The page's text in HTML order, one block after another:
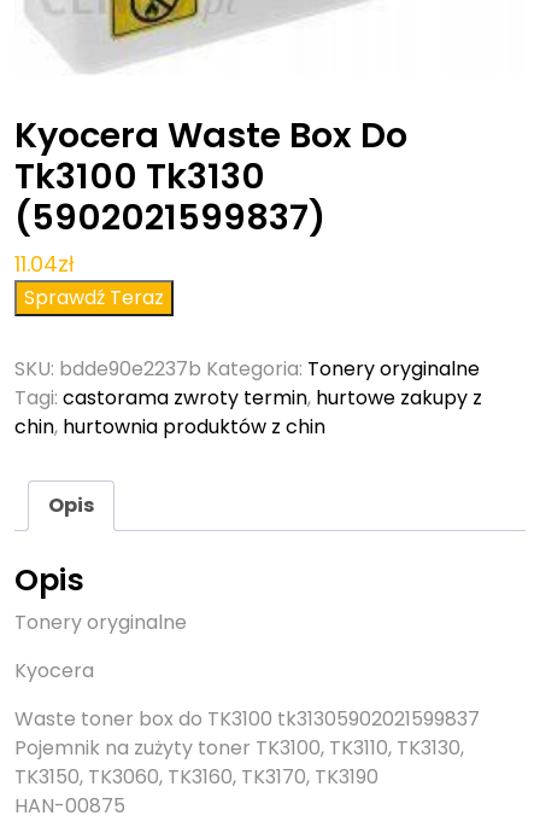
Kyocera Waste Box Do
Tk3100 Tk3130
(5902021599837)
11.04zł
Sprawdź Teraz
SKU: bdde90e2237b Kategoria: Tonery oryginalne
Tagi: castorama zwroty termin, hurtowe zakupy z
chin, hurtownia produktów z chin
Opis
Opis
Tonery oryginalne
Kyocera
Waste toner box do TK3100 tk31305902021599837
Pojemnik na zużyty toner TK3100, TK3110, TK3130,
TK3150, TK3060, TK3160, TK3170, TK3190
HAN-00875